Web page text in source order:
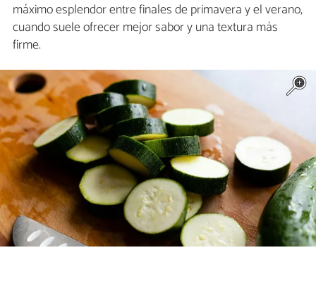
máximo esplendor entre finales de primavera y el verano,
cuando suele ofrecer mejor sabor y una textura más
firme.